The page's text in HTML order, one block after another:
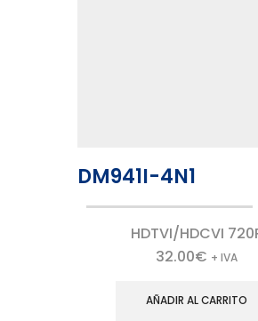
DM941I-4N1
HDTVI/HDCVI
32.00€ + IVA
AÑADIR AL CARRITO